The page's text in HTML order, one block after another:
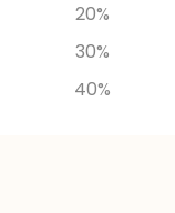
20%
30%
40%